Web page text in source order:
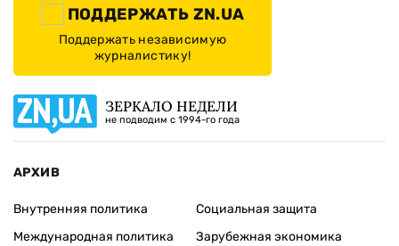
ПОДДЕРЖАТЬ ZN.UA
Поддержать независимую
журналистику!
ЗЕРКАЛО НЕДЕЛИ
не подводим с 1994-го года
АРХИВ
Внутренняя политика
Международная политика
Социальная защита
Зарубежная экономика